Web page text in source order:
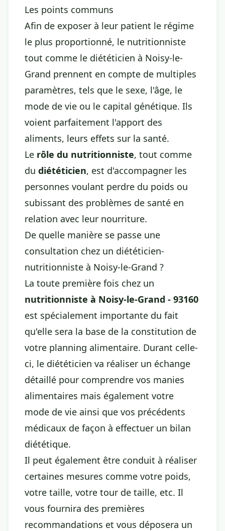
Les points communs
Afin de exposer à leur patient le régime
le plus proportionné, le nutritionniste
tout comme le diététicien à Noisy-le-
Grand prennent en compte de multiples
paramètres, tels que le sexe, l'âge, le
mode de vie ou le capital génétique. Ils
voient parfaitement l'apport des
aliments, leurs effets sur la santé.
Le rôle du nutritionniste, tout comme
du diététicien, est d'accompagner les
personnes voulant perdre du poids ou
subissant des problèmes de santé en
relation avec leur nourriture.
De quelle manière se passe une
consultation chez un diététicien-
nutritionniste à Noisy-le-Grand ?
La toute première fois chez un
nutritionniste à Noisy-le-Grand - 93160
est spécialement importante du fait
qu'elle sera la base de la constitution de
votre planning alimentaire. Durant celle-
ci, le diététicien va réaliser un échange
détaillé pour comprendre vos manies
alimentaires mais également votre
mode de vie ainsi que vos précédents
médicaux de façon à effectuer un bilan
diététique.
Il peut également être conduit à réaliser
certaines mesures comme votre poids,
votre taille, votre tour de taille, etc. Il
vous fournira des premières
recommandations et vous déposera un